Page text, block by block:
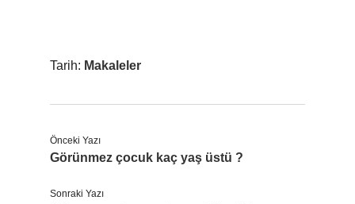
Tarih: Makaleler
Önceki Yazı
Görünmez çocuk kaç yaş üstü ?
Sonraki Yazı